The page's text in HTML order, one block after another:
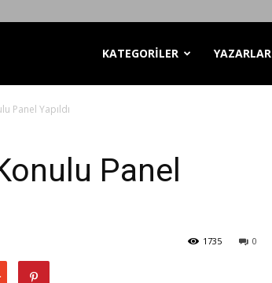
KATEGORİLER YAZARLAR
Panel Yapıldı
Panel
0
1735